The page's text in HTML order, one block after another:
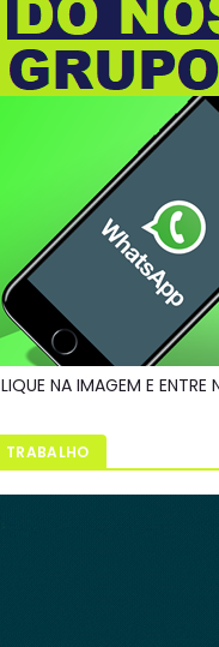
NA IMAGEM E ENTRE
TRABALHO